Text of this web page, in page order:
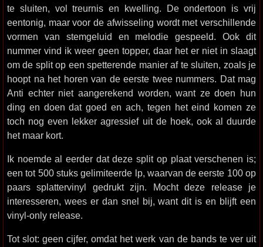
te sluiten, vol treurnis en kwelling. De ondertoon is vrij
eentonig, maar voor de afwisseling wordt met verschillende
vormen van stemgeluid en melodie gespeeld. Ook dit
nummer vind ik weer geen topper, daar het er niet in slaagt
om de split op een spetterende manier af te sluiten, zoals je
hoopt na het horen van de eerste twee nummers. Dat mag
Anti echter niet aangerekend worden, want ze doen hun
ding en doen dat goed en ach, tegen het eind komen ze
toch nog even lekker agressief uit de hoek, ook al duurde
het maar kort.
Ik noemde al eerder dat deze split op plaat verschenen is;
een tot 500 stuks gelimiteerde lp, waarvan de eerste 100 op
paars splattervinyl gedrukt zijn. Mocht deze release je
interesseren, wees er dan snel bij, want dit is en blijft een
vinyl-only release.
Tot slot: geen cijfer, omdat het werk van de bands te ver uit